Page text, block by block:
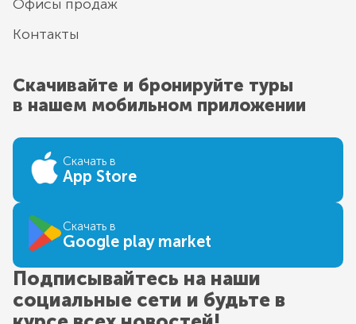
Офисы продаж
Контакты
Скачивайте и бронируйте туры
в нашем мобильном приложении
Скачать в
App Store
Скачать в
Google play market
Подписывайтесь на наши
социальные сети и будьте в